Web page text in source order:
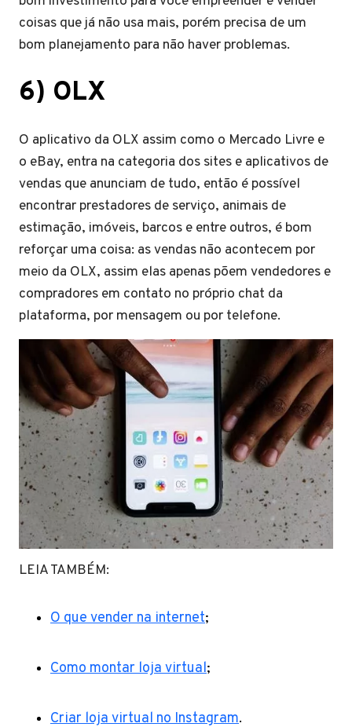
coisas que já não usa mais, porém precisa de um
bom planejamento para não haver problemas.
6) OLX
O aplicativo da OLX assim como o Mercado Livre e
o eBay, entra na categoria dos sites e aplicativos de
vendas que anunciam de tudo, então é possível
encontrar prestadores de serviço, animais de
estimação, imóveis, barcos e entre outros, é bom
reforçar uma coisa: as vendas não acontecem por
meio da OLX, assim elas apenas põem vendedores e
compradores em contato no próprio chat da
plataforma, por mensagem ou por telefone.
LEIA TAMBÉM:
O que vender na internet;
Como montar loja virtual;
Criar loja virtual no Instagram.